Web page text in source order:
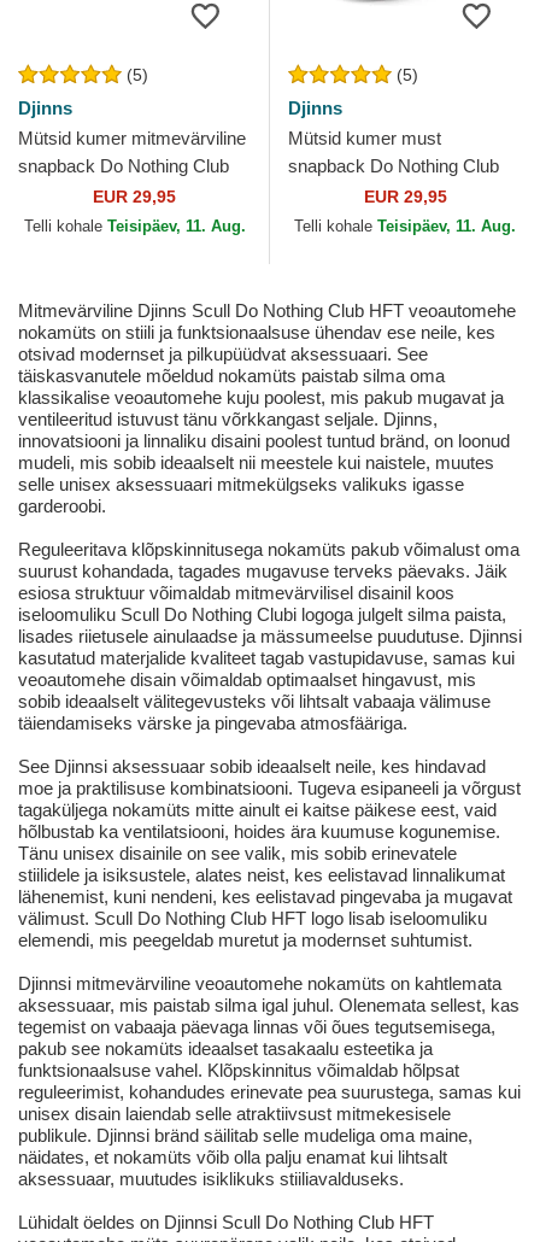
(5)
Djinns
Mütsid kumer mitmevärviline
snapback Do Nothing Club
HFT DNC 1.3 Djinns
EUR 29,95
Telli kohale Teisipäev, 11. Aug.
(5)
Djinns
Mütsid kumer must
snapback Do Nothing Club
HFT DNC SunDown Djinns
EUR 29,95
Telli kohale Teisipäev, 11. Aug.
Mitmevärviline Djinns Scull Do Nothing Club HFT veoautomehe
nokamüts on stiili ja funktsionaalsuse ühendav ese neile, kes
otsivad modernset ja pilkupüüdvat aksessuaari. See
täiskasvanutele mõeldud nokamüts paistab silma oma
klassikalise veoautomehe kuju poolest, mis pakub mugavat ja
ventileeritud istuvust tänu võrkkangast seljale. Djinns,
innovatsiooni ja linnaliku disaini poolest tuntud bränd, on loonud
mudeli, mis sobib ideaalselt nii meestele kui naistele, muutes
selle unisex aksessuaari mitmekülgseks valikuks igasse
garderoobi.
Reguleeritava klõpskinnitusega nokamüts pakub võimalust oma
suurust kohandada, tagades mugavuse terveks päevaks. Jäik
esiosa struktuur võimaldab mitmevärvilisel disainil koos
iseloomuliku Scull Do Nothing Clubi logoga julgelt silma paista,
lisades riietusele ainulaadse ja mässumeelse puudutuse. Djinnsi
kasutatud materjalide kvaliteet tagab vastupidavuse, samas kui
veoautomehe disain võimaldab optimaalset hingavust, mis
sobib ideaalselt välitegevusteks või lihtsalt vabaaja välimuse
täiendamiseks värske ja pingevaba atmosfääriga.
See Djinnsi aksessuaar sobib ideaalselt neile, kes hindavad
moe ja praktilisuse kombinatsiooni. Tugeva esipaneeli ja võrgust
tagaküljega nokamüts mitte ainult ei kaitse päikese eest, vaid
hõlbustab ka ventilatsiooni, hoides ära kuumuse kogunemise.
Tänu unisex disainile on see valik, mis sobib erinevatele
stiilidele ja isiksustele, alates neist, kes eelistavad linnalikumat
lähenemist, kuni nendeni, kes eelistavad pingevaba ja mugavat
välimust. Scull Do Nothing Club HFT logo lisab iseloomuliku
elemendi, mis peegeldab muretut ja modernset suhtumist.
Djinnsi mitmevärviline veoautomehe nokamüts on kahtlemata
aksessuaar, mis paistab silma igal juhul. Olenemata sellest, kas
tegemist on vabaaja päevaga linnas või õues tegutsemisega,
pakub see nokamüts ideaalset tasakaalu esteetika ja
funktsionaalsuse vahel. Klõpskinnitus võimaldab hõlpsat
reguleerimist, kohandudes erinevate pea suurustega, samas kui
unisex disain laiendab selle atraktiivsust mitmekesisele
publikule. Djinnsi bränd säilitab selle mudeliga oma maine,
näidates, et nokamüts võib olla palju enamat kui lihtsalt
aksessuaar, muutudes isiklikuks stiiliavalduseks.
Lühidalt öeldes on Djinnsi Scull Do Nothing Club HFT